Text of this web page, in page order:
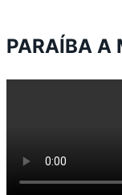
PARAÍBA A